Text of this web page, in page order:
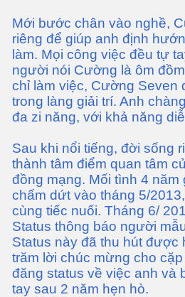
Mới bước chân vào nghề,
riêng để giúp anh định
làm. Mọi công việc đều tự
người nói Cường là ôm
chỉ làm việc, Cường Seven
trong làng giải trí. Anh
đa zi năng, với khả năng
Sau khi nổi tiếng, đời sống
thành tâm điểm quan tâm
đồng mạng. Mối tình 4
chấm dứt vào tháng 5/
cùng tiếc nuối. Tháng 6/
Status thông báo người
Status này đã thu hút
trăm lời chúc mừng cho
đăng status về việc anh và
tay sau 2 năm hẹn hò.